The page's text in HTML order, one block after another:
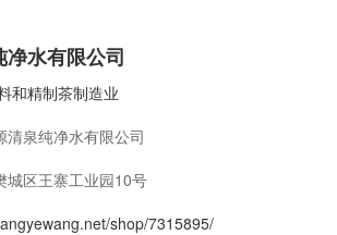
水有限公司
和精制茶制造业
清泉纯净水有限公司
城区王寨工业园10号
shop/7315895/